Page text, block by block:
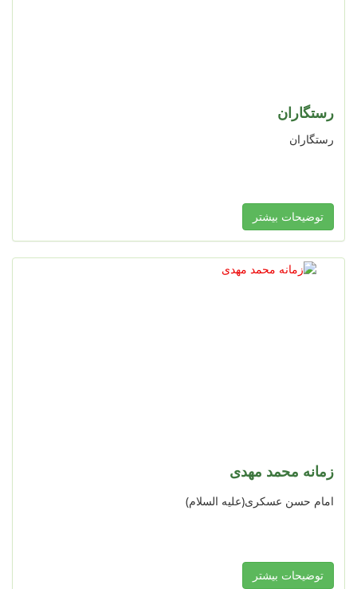
رستگاران
رستگاران
توضیحات بیشتر
زمانه محمد مهدی
امام حسن عسکری(علیه السلام)
توضیحات بیشتر